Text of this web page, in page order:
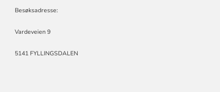
Besøksadresse:
Vardeveien 9
5141 FYLLINGSDALEN